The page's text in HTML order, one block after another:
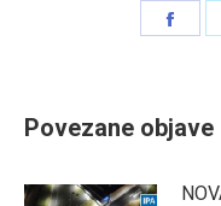
Povezane objave